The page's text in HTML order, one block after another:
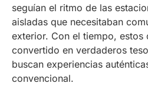
seguían el ritmo de las
aisladas que necesitaban
exterior. Con el tiempo, estos
convertido en verdaderos
buscan experiencias
convencional.